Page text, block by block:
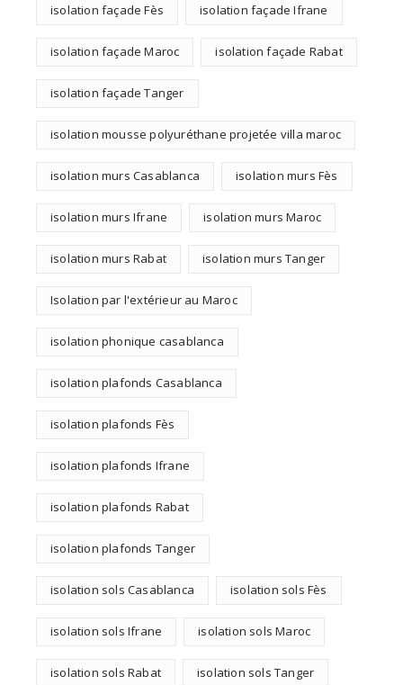
isolation façade Fès isolation façade Ifrane
isolation façade Maroc isolation façade Rabat
isolation façade Tanger
isolation mousse polyuréthane projetée villa maroc
isolation murs Casablanca isolation murs Fès
isolation murs Ifrane isolation murs Maroc
isolation murs Rabat isolation murs Tanger
Isolation par l'extérieur au Maroc
isolation phonique casablanca
isolation plafonds Casablanca
isolation plafonds Fès
isolation plafonds Ifrane
isolation plafonds Rabat
isolation plafonds Tanger
isolation sols Casablanca isolation sols Fès
isolation sols Ifrane isolation sols Maroc
isolation sols Rabat isolation sols Tanger